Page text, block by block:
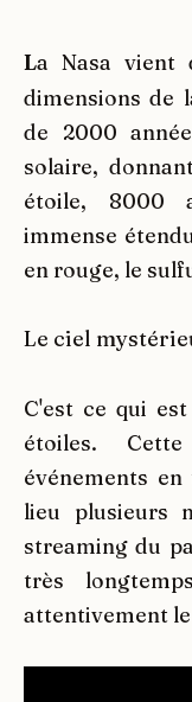
La Nasa vient
dimensions de
de 2000
solaire,
étoile, 8000
immense
en rouge, le
Le ciel
C'est ce qui
étoiles.
événements
lieu plusieurs
streaming du
très
attentivement